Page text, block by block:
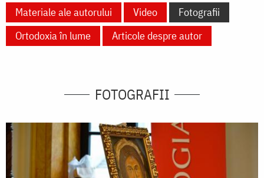
Materiale ale autorului Video
Fotografii
Ortodoxia în lume
Articole despre autor
FOTOGRAFII